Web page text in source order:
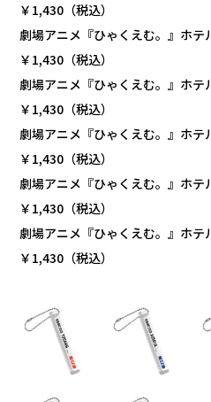
￥1,430（税込）
劇場アニメ『ひゃくえむ。』ホテ
￥1,430（税込）
劇場アニメ『ひゃくえむ。』ホテ
￥1,430（税込）
劇場アニメ『ひゃくえむ。』ホテ
￥1,430（税込）
劇場アニメ『ひゃくえむ。』ホテ
￥1,430（税込）
劇場アニメ『ひゃくえむ。』ホテ
￥1,430（税込）